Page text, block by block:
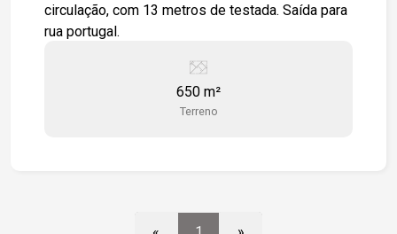
circulação, com 13 metros de testada. Saída para
rua portugal.
650 m²
Terreno